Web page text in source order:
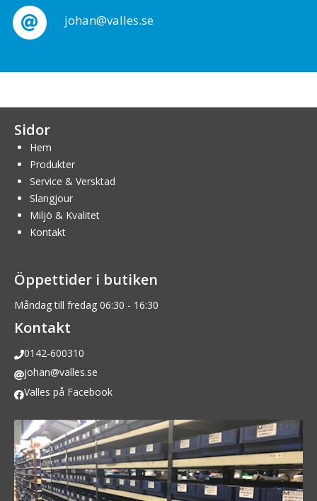
johan@valles.se
Sidor
Hem
Produkter
Service & Versktad
Slangjour
Miljö & Kvalitet
Kontakt
Öppettider i butiken
Måndag till fredag 06:30 - 16:30
Kontakt
0142-600310
johan@valles.se
Valles på Facebook